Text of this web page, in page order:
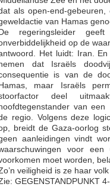
als open-end-
van Hamas
regeringsleider
op de
Het luidt: Iran.
dat Israëls
is van de
maar Israëls
deel
van
regio. Volgens deze
breidt de Gaza-oorlog
aanleidingen vindt
voor
moet worden,
veiligheid is ze haar
GEGENSTANDPUNKT